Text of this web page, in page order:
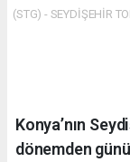
(STG) - SEYDİŞEHİR
Konya’nın
dönemden